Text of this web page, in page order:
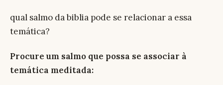
qual salmo da biblia pode se relacionar a essa
temática?
Procure um salmo que possa se associar à
temática meditada: